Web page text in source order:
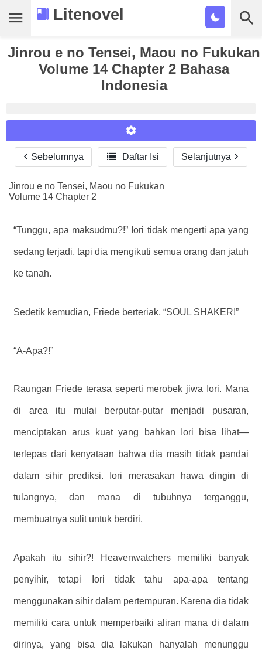
Litenovel
Daftar Novel
Tamat
Bookmark
Jinrou e no Tensei, Maou no Fukukan
Volume 14 Chapter 2 Bahasa
Indonesia
Reader Settings
Font :
Titillium Web
Arial
Sebelumnya  Daftar Isi Selanjutnya
Jinrou e no Tensei, Maou no Fukukan
Volume 14 Chapter 2
“Tunggu, apa maksudmu?!” Iori tidak mengerti apa yang
sedang terjadi, tapi dia mengikuti semua orang dan jatuh
ke tanah.
Sedetik kemudian, Friede berteriak, “SOUL SHAKER!”
“A-Apa?!”
Raungan Friede terasa seperti merobek jiwa Iori. Mana
di area itu mulai berputar-putar menjadi pusaran,
menciptakan arus kuat yang bahkan Iori bisa lihat—
terlepas dari kenyataan bahwa dia masih tidak pandai
dalam sihir prediksi. Iori merasakan hawa dingin di
tulangnya, dan mana di tubuhnya terganggu,
membuatnya sulit untuk berdiri.
Apakah itu sihir?! Heavenwatchers memiliki banyak
penyihir, tetapi Iori tidak tahu apa-apa tentang
menggunakan sihir dalam pertempuran. Karena dia tidak
memiliki cara untuk memperbaiki aliran mana di dalam
dirinya, yang bisa dia lakukan hanyalah menunggu